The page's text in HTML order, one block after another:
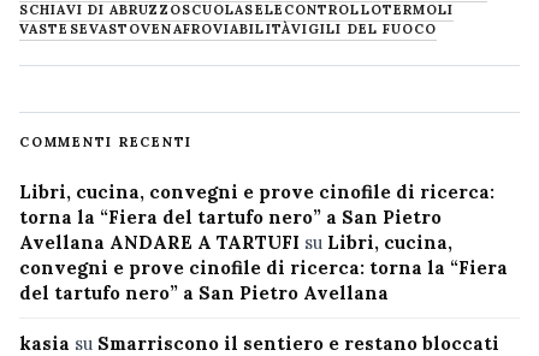
SCHIAVI DI ABRUZZOSCUOLASELECONTROLLOTERMOLI
VASTESEVASTOVENAFROVIABILITÀVIGILI DEL FUOCO
COMMENTI RECENTI
Libri, cucina, convegni e prove cinofile di ricerca:
torna la “Fiera del tartufo nero” a San Pietro
Avellana ANDARE A TARTUFI su Libri, cucina,
convegni e prove cinofile di ricerca: torna la “Fiera
del tartufo nero” a San Pietro Avellana
kasia su Smarriscono il sentiero e restano bloccati